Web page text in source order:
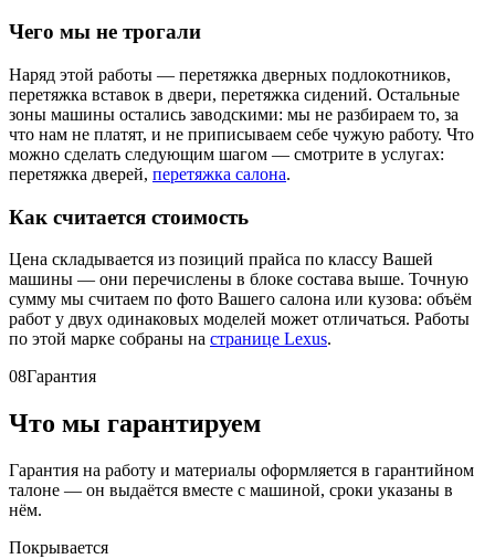
Чего мы не трогали
Наряд этой работы — перетяжка дверных подлокотников,
перетяжка вставок в двери, перетяжка сидений. Остальные
зоны машины остались заводскими: мы не разбираем то, за
что нам не платят, и не приписываем себе чужую работу. Что
можно сделать следующим шагом — смотрите в услугах:
перетяжка дверей, перетяжка салона.
Как считается стоимость
Цена складывается из позиций прайса по классу Вашей
машины — они перечислены в блоке состава выше. Точную
сумму мы считаем по фото Вашего салона или кузова: объём
работ у двух одинаковых моделей может отличаться. Работы
по этой марке собраны на странице Lexus.
08Гарантия
Что мы гарантируем
Гарантия на работу и материалы оформляется в гарантийном
талоне — он выдаётся вместе с машиной, сроки указаны в
нём.
Покрывается